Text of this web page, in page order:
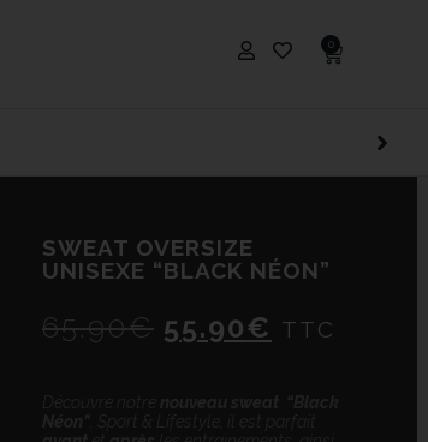
0
SWEAT OVERSIZE
UNISEXE “BLACK NÉON”
65.90€ 55.90€ TTC